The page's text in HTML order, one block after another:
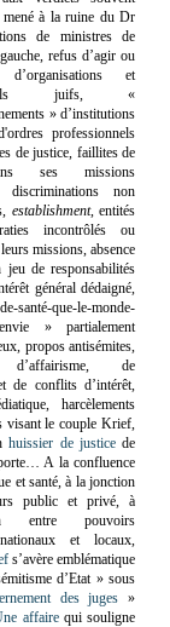
à la ruine du Dr
de ministres de
refus d’agir ou
d’organisations et
juifs, «
» d’institutions
professionnels
de justice, faillites de
ses missions
discriminations non
establishment, entités
incontrôlés ou
missions, absence
jeu de responsabilités
général dédaigné,
santé-que-le-monde-
envie » partialement
propos antisémites,
d’affairisme, de
de conflits d’intérêt,
harcèlements
visant le couple Krief,
huissier de justicede
A la confluence
et santé, à la jonction
public et privé, à
entre pouvoirs
et locaux,
s’avère emblématique
d’Etat » sous
des juges »
affairequi souligne